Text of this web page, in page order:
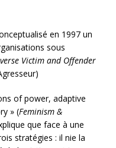
en 1997 un
sous
Victim and Offender
of power, adaptive
» (Feminism &
que face à une
stratégies : il nie la